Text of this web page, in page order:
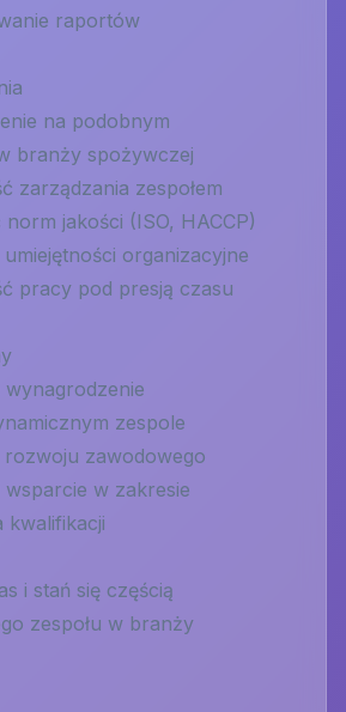
raportów
na podobnym
branży spożywczej
zarządzania zespołem
jakości (ISO, HACCP)
umiejętności organizacyjne
pracy pod presją czasu
zespole
zawodowego
w zakresie
kwalifikacji
i stań się częścią
zespołu w branży